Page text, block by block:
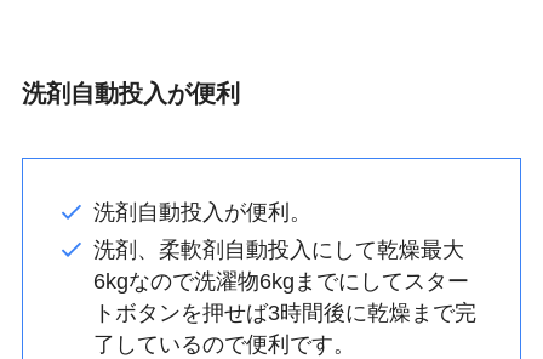
洗剤自動投入が便利
洗剤自動投入が便利。
洗剤、柔軟剤自動投入にして乾燥最大
6kgなので洗濯物6kgまでにしてスター
トボタンを押せば3時間後に乾燥まで完
了しているので便利です。